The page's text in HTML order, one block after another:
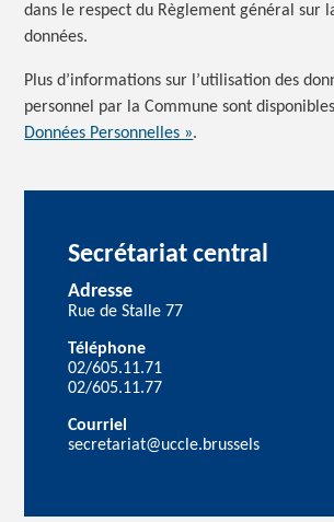
dans le respect du Règlement général sur
données.
Plus d’informations sur l’utilisation des
personnel par la Commune sont
Données Personnelles ».
Secrétariat central
Adresse
Rue de Stalle 77
Téléphone
02/605.11.71
02/605.11.77
Courriel
secretariat@uccle.brussels